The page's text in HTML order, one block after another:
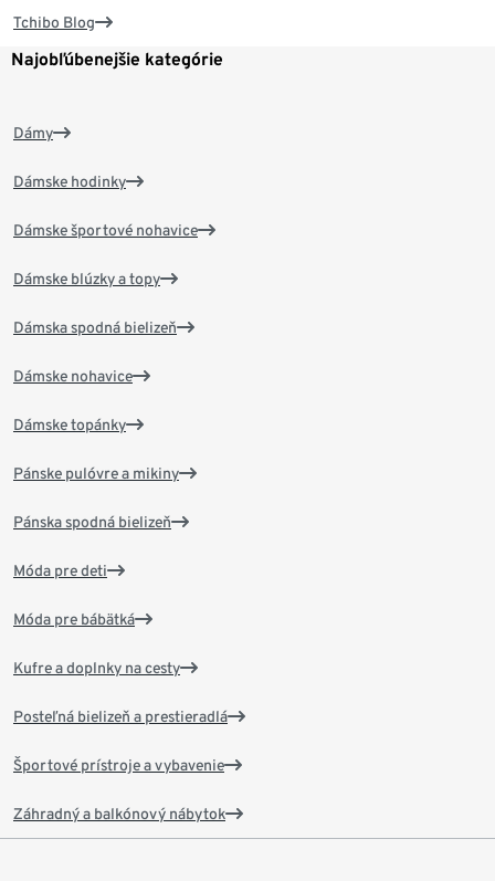
Tchibo Blog
Najobľúbenejšie kategórie
Dámy
Dámske hodinky
Dámske športové nohavice
Dámske blúzky a topy
Dámska spodná bielizeň
Dámske nohavice
Dámske topánky
Pánske pulóvre a mikiny
Pánska spodná bielizeň
Móda pre deti
Móda pre bábätká
Kufre a doplnky na cesty
Posteľná bielizeň a prestieradlá
Športové prístroje a vybavenie
Záhradný a balkónový nábytok